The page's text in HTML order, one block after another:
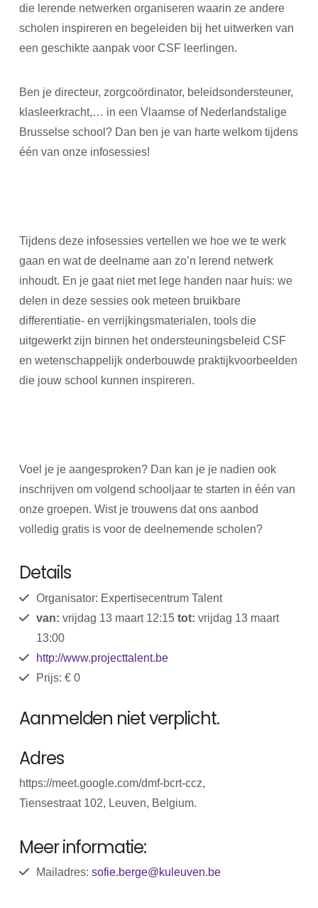
die lerende netwerken organiseren waarin ze andere
scholen inspireren en begeleiden bij het uitwerken van
een geschikte aanpak voor CSF leerlingen.
Ben je directeur, zorgcoördinator, beleidsondersteuner,
klasleerkracht,… in een Vlaamse of Nederlandstalige
Brusselse school? Dan ben je van harte welkom tijdens
één van onze infosessies!
Tijdens deze infosessies vertellen we hoe we te werk
gaan en wat de deelname aan zo’n lerend netwerk
inhoudt. En je gaat niet met lege handen naar huis: we
delen in deze sessies ook meteen bruikbare
differentiatie- en verrijkingsmaterialen, tools die
uitgewerkt zijn binnen het ondersteuningsbeleid CSF
en wetenschappelijk onderbouwde praktijkvoorbeelden
die jouw school kunnen inspireren.
Voel je je aangesproken? Dan kan je je nadien ook
inschrijven om volgend schooljaar te starten in één van
onze groepen. Wist je trouwens dat ons aanbod
volledig gratis is voor de deelnemende scholen?
Details
Organisator: Expertisecentrum Talent
van: vrijdag 13 maart 12:15 tot: vrijdag 13 maart
13:00
http://www.projecttalent.be
Prijs: € 0
Aanmelden niet verplicht.
Adres
https://meet.google.com/dmf-bcrt-ccz,
Tiensestraat 102, Leuven, Belgium.
Meer informatie:
Mailadres: sofie.berge@kuleuven.be